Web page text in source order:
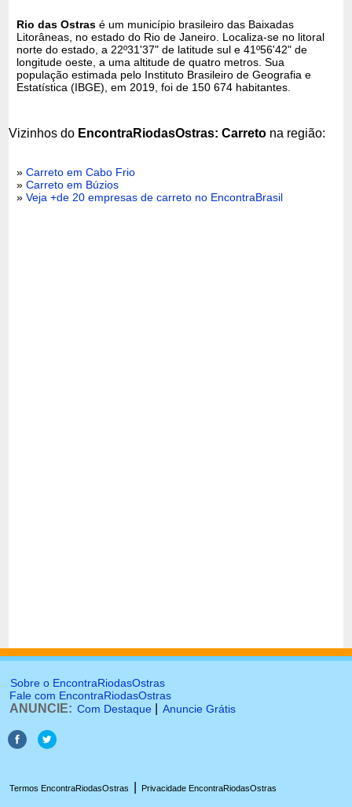
Rio das Ostras é um município brasileiro das Baixadas
Litorâneas, no estado do Rio de Janeiro. Localiza-se no litoral
norte do estado, a 22º31'37" de latitude sul e 41º56'42" de
longitude oeste, a uma altitude de quatro metros. Sua
população estimada pelo Instituto Brasileiro de Geografia e
Estatística (IBGE), em 2019, foi de 150 674 habitantes.
Vizinhos do EncontraRiodasOstras: Carreto na região:
»Carreto em Cabo Frio
»Carreto em Búzios
»Veja +de 20 empresas de carreto no EncontraBrasil
Sobre o EncontraRiodasOstras
Fale com EncontraRiodasOstras
ANUNCIE: Com Destaque Anuncie Grátis
Termos EncontraRiodasOstras Privacidade EncontraRiodasOstras